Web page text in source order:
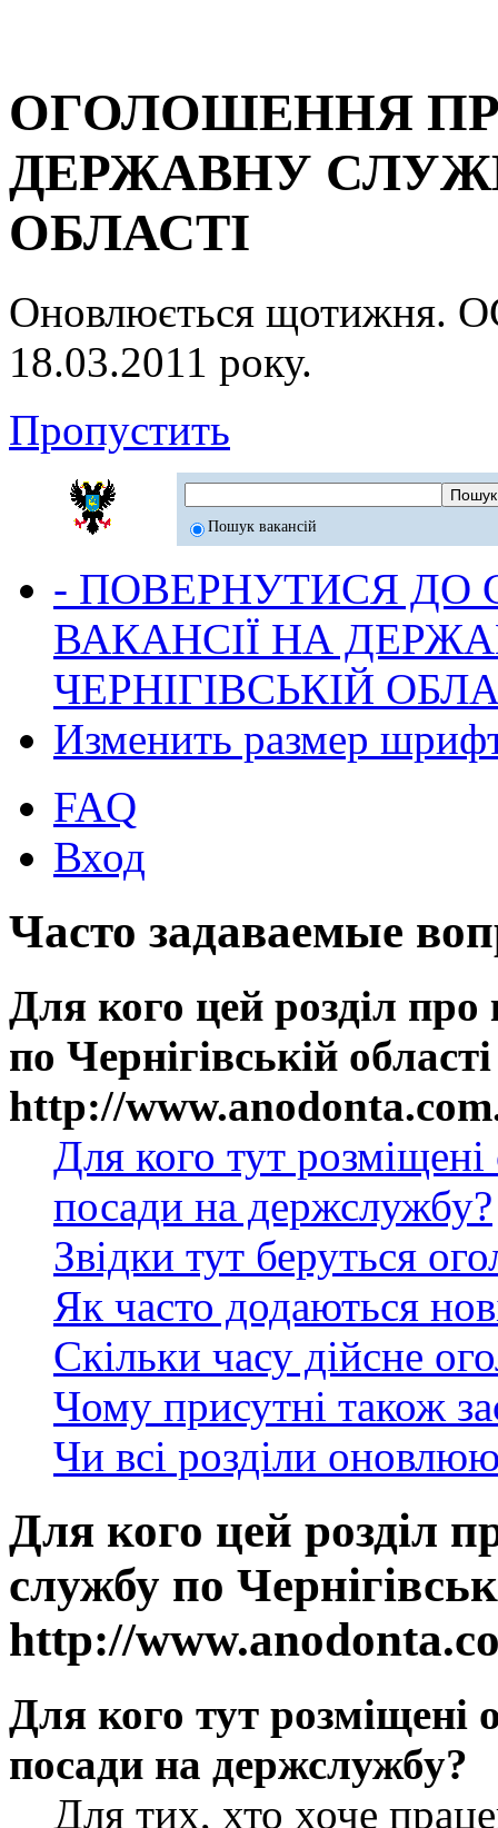
ОГОЛОШЕННЯ
ДЕРЖАВНУ
ОБЛАСТІ
Оновлюється
18.03.2011 року.
Пропустить
Пошук вакансій
- ПОВЕРНУТИСЯ ДО
ВАКАНСІЇ НА
ЧЕРНІГІВСЬКІЙ
Изменить размер
FAQ
Вход
Часто задаваемые
Для кого цей розділ
по Чернігівській
http://
Для кого тут
посади на держслужбу?
Звідки тут беруться
Як часто додаються
Скільки часу дійсне
Чому присутні також
Чи всі розділи
Для кого цей розділ
службу по
http://
Для кого тут розміщені
посади на держслужбу?
Для тих, хто хоче